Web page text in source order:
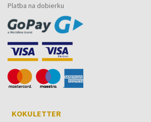
Platba na dobierku
KOKULETTER